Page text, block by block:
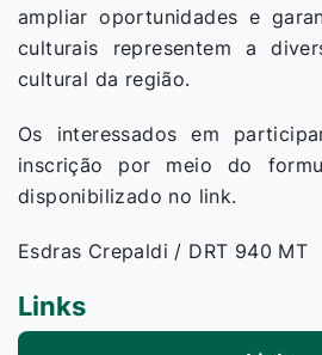
ampliar oportunidades e
culturais representem a
cultural da região.
Os interessados em
inscrição por meio do
disponibilizado no link.
Esdras Crepaldi / DRT 940 MT
Links